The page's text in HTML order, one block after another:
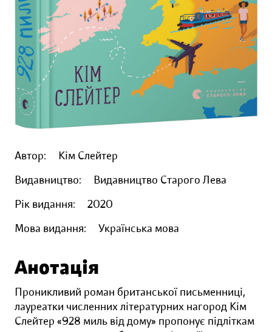
Автор:
Кім Слейтер
Видавництво:
Видавництво Старого Лева
Рік видання:
2020
Мова видання:
Українська мова
Анотація
Проникливий роман британської письменниці,
лауреатки численних літературних нагород Кім
Слейтер «928 миль від дому» пропонує підліткам